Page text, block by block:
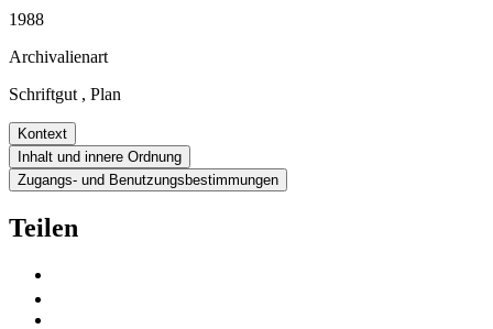
1988
Archivalienart
Schriftgut , Plan
Kontext
Inhalt und innere Ordnung
Zugangs- und Benutzungsbestimmungen
Teilen